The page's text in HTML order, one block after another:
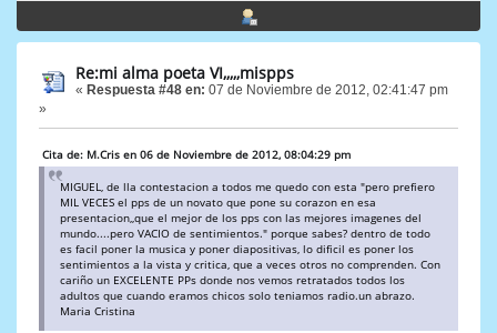
Re:mi alma poeta VI,,,,,mispps
« Respuesta #48 en: 07 de Noviembre de 2012, 02:41:47 pm
»
Cita de: M.Cris en 06 de Noviembre de 2012, 08:04:29 pm
MIGUEL, de lla contestacion a todos me quedo con esta "pero prefiero
MIL VECES el pps de un novato que pone su corazon en esa
presentacion,,que el mejor de los pps con las mejores imagenes del
mundo....pero VACIO de sentimientos." porque sabes? dentro de todo
es facil poner la musica y poner diapositivas, lo dificil es poner los
sentimientos a la vista y critica, que a veces otros no comprenden. Con
cariño un EXCELENTE PPs donde nos vemos retratados todos los
adultos que cuando eramos chicos solo teniamos radio.un abrazo.
Maria Cristina